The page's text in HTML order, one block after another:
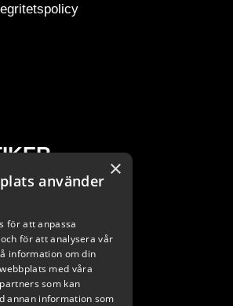
×
använder
för att anpassa
för att analysera vår
information om din
med våra
som kan
annan information som